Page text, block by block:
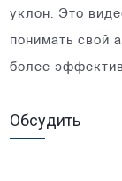
уклон. Это
понимать свой
более
Обсудить